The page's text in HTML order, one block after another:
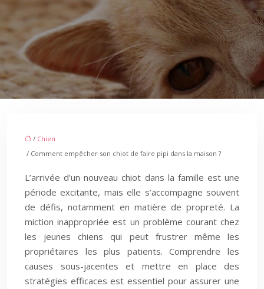
/ Chien
/ Comment empêcher son chiot de faire pipi dans la maison ?
L’arrivée d’un nouveau chiot dans la famille est une
période excitante, mais elle s’accompagne souvent
de défis, notamment en matière de propreté. La
miction inappropriée est un problème courant chez
les jeunes chiens qui peut frustrer même les
propriétaires les plus patients. Comprendre les
causes sous-jacentes et mettre en place des
stratégies efficaces est essentiel pour assurer une